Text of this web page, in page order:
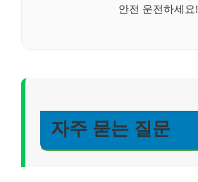
안전 운전하세요!
자주 묻는 질문